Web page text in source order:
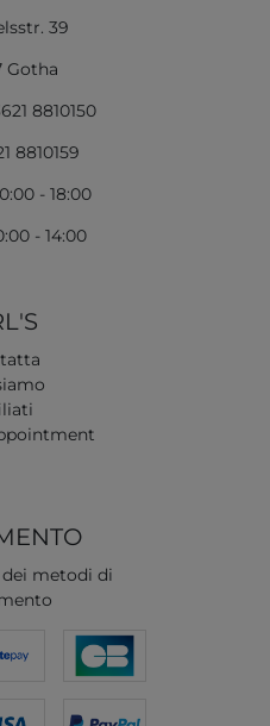
39
Gotha
8810150
8810159
- 18:00
- 14:00
metodi di